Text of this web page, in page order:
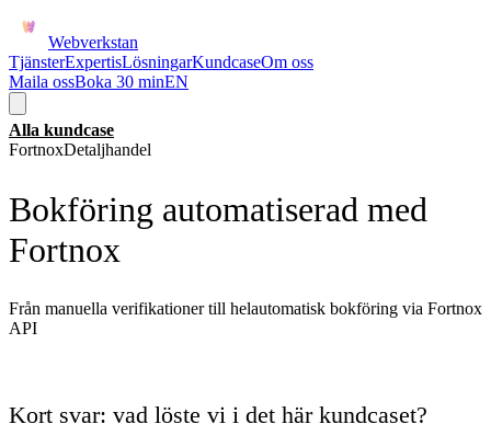
Webverkstan
TjänsterExpertisLösningarKundcaseOm oss
Maila ossBoka 30 minEN
Alla kundcase
FortnoxDetaljhandel
Bokföring automatiserad med
Fortnox
Från manuella verifikationer till helautomatisk bokföring via Fortnox
API
Kort svar: vad löste vi i det här kundcaset?